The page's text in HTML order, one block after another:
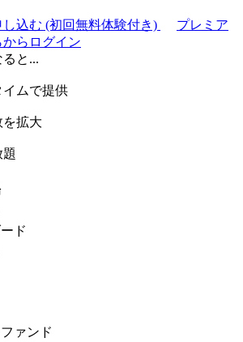
込む (初回無料体験付き)
プレミア
らログイン
と...
ムで提供
拡大
ド
ァンド